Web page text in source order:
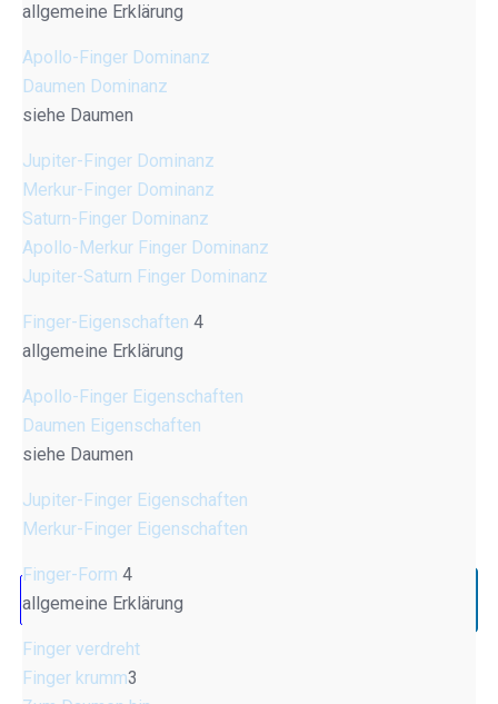
allgemeine Erklärung
Apollo-Finger Dominanz
Daumen Dominanz
siehe Daumen
Jupiter-Finger Dominanz
Merkur-Finger Dominanz
Saturn-Finger Dominanz
Apollo-Merkur Finger Dominanz
Jupiter-Saturn Finger Dominanz
Finger-Eigenschaften 4
allgemeine Erklärung
Apollo-Finger Eigenschaften
Daumen Eigenschaften
siehe Daumen
Jupiter-Finger Eigenschaften
Merkur-Finger Eigenschaften
Finger-Form 4
allgemeine Erklärung
Finger verdreht
Finger krumm3